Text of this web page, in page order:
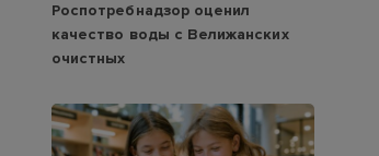
Роспотребнадзор оценил
качество воды с Велижанских
очистных